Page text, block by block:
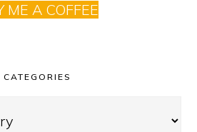
ME A COFFEE
CATEGORIES